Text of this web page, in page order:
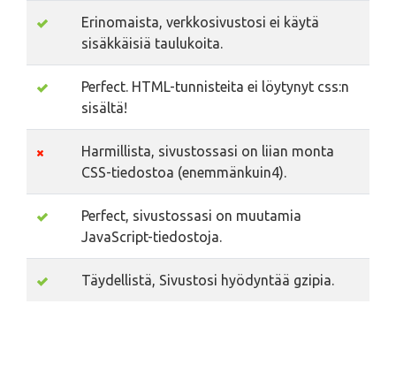
Erinomaista, verkkosivustosi ei käytä
sisäkkäisiä taulukoita.
Perfect. HTML-tunnisteita ei löytynyt css:n
sisältä!
Harmillista, sivustossasi on liian monta
CSS-tiedostoa (enemmänkuin4).
Perfect, sivustossasi on muutamia
JavaScript-tiedostoja.
Täydellistä, Sivustosi hyödyntää gzipia.